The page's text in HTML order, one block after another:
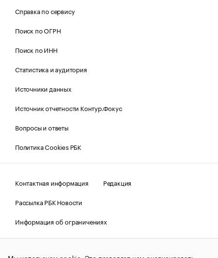
Справка по сервису
Поиск по ОГРН
Поиск по ИНН
Статистика и аудитория
Источники данных
Источник отчетности Контур.Фокус
Вопросы и ответы
Политика Cookies РБК
Контактная информация
Редакция
Рассылка РБК Новости
Информация об ограничениях
Правовая информация
О соблюдении авторских прав